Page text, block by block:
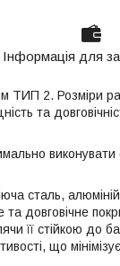
Інформація для
ТИП 2. Розміри
та
сталь,
довговічне
її стійкою до
що мінімізує